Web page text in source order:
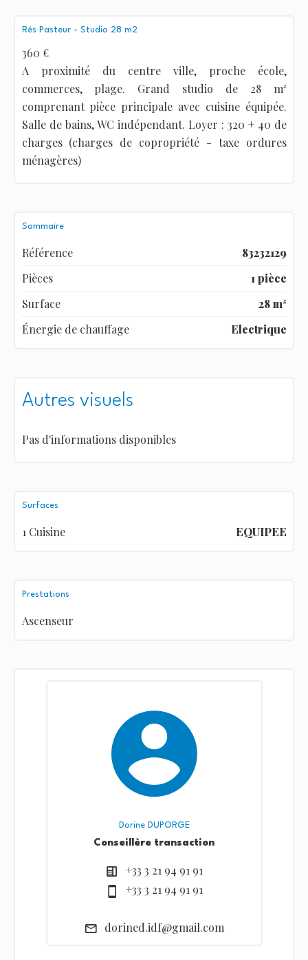
Rés Pasteur - Studio 28 m2
360 €
A proximité du centre ville, proche école,
commerces, plage. Grand studio de 28 m²
comprenant pièce principale avec cuisine équipée.
Salle de bains, WC indépendant. Loyer : 320 + 40 de
charges (charges de copropriété - taxe ordures
ménagères)
Sommaire
Référence
83232129
Pièces
1 pièce
Surface
28 m²
Énergie de chauffage
Electrique
Autres visuels
Pas d'informations disponibles
Surfaces
1 Cuisine EQUIPEE
Prestations
Ascenseur
Dorine DUPORGE
Conseillère transaction
+33 3 21 94 91 91
+33 3 21 94 91 91
dorined.idf@gmail.com